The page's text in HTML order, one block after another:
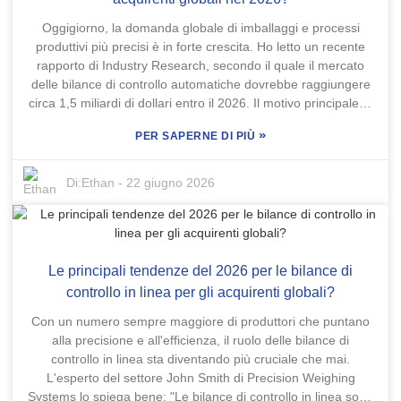
migliori macchine presentano delle peculiarità, come la
necessità di manutenzione o un costo iniziale piuttosto
elevato. Pertanto, scegliere la giusta macchina
confezionatrice multi-corsia per buste è fondamentale. Ciò
che funziona bene per un'azienda potrebbe non essere
ideale per un'altra, e prendersi il tempo per informarsi o
decisione affrettata potrebbe causare inefficienze in futuro. A
lungo termine, dedicare del tempo a valutare le diverse
vostra attività.
Oggigiorno, la domanda globale di imballaggi e processi
produttivi più precisi è in forte crescita. Ho letto un recente
rapporto di Industry Research, secondo il quale il mercato
delle bilance di controllo automatiche dovrebbe raggiungere
circa 1,5 miliardi di dollari entro il 2026. Il motivo principale di
controllo qualità. Le bilance di controllo automatiche sono
prodotti raggiungano il peso corretto, aumentano l'efficienza
e riducono gli sprechi. Non c'è da stupirsi che così tanti
produttori le considerino un elemento imprescindibile! Il Dott.
William Tanner, esperto di automazione di TechInsights, ha
automatiche è fondamentale per mantenere la fiducia dei
clienti e garantire un'elevata qualità. Tuttavia, con tutte le
piuttosto complicato. Ci sono molti aspetti da considerare:
funzionalità, aggiornamenti tecnologici, affidabilità, e la scelta
non è sempre semplice. Alcune bilance di controllo
richiedono una calibrazione costante, mentre altre
PER SAPERNE DI PIÙ »
Di:Ethan -22 giugno 2026
Le principali tendenze del 2026 per le bilance di
controllo in linea per gli acquirenti globali?
Con un numero sempre maggiore di produttori che puntano
alla precisione e all'efficienza, il ruolo delle bilance di
controllo in linea sta diventando più cruciale che mai.
L'esperto del settore John Smith di Precision Weighing
Systems lo spiega bene: "Le bilance di controllo in linea sono